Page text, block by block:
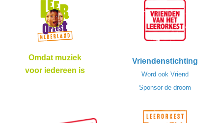
Omdat muziek
voor iedereen is
Vriendenstichting
Word ook Vriend
Sponsor de droom